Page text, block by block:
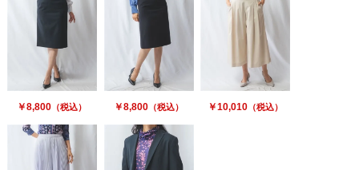
￥8,800 （税込） ￥8,800 （税込） ￥10,010 （税込）